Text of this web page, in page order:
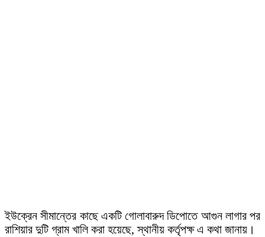
ইউক্রেন সীমান্তের কাছে একটি গোলাবারুদ ডিপোতে আগুন লাগার পর
রাশিয়ার দুটি গ্রাম খালি করা হয়েছে, স্থানীয় কর্তৃপক্ষ এ কথা জানায়।